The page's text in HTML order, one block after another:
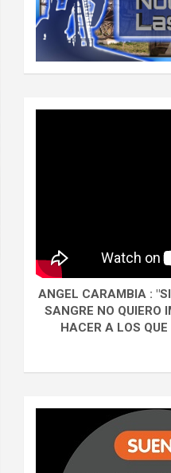
ANGEL CARAMBIA :
SANGRE NO QUIERO
HACER A LOS